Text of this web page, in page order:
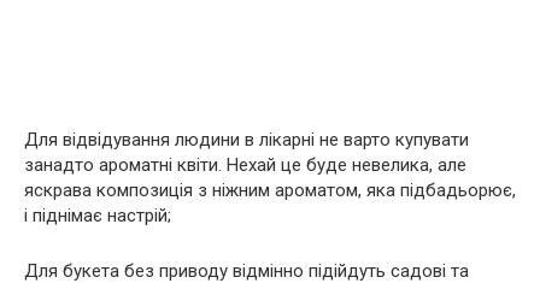
Для відвідування людини в лікарні не варто купувати
занадто ароматні квіти. Нехай це буде невелика, але
яскрава композиція з ніжним ароматом, яка підбадьорює,
і піднімає настрій;
Для букета без приводу відмінно підійдуть садові та